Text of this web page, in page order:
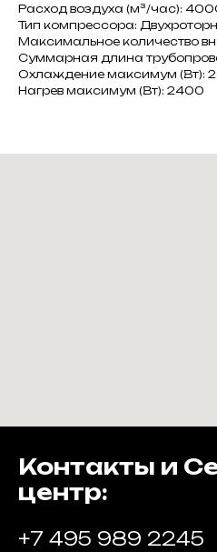
Расход воздуха (м³/час):
Тип компрессора:
Максимальное количество
Суммарная длина
Охлаждение максимум (Вт):
Нагрев максимум (Вт): 2400
Контакты и
центр:
+7 495 989 2245